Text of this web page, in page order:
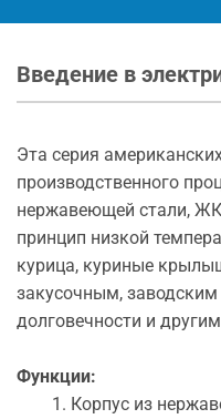
Введение в
Эта серия
производственного
нержавеющей стали,
принцип низкой
курица, куриные
закусочным,
долговечности и
Функции:
1. Корпус из